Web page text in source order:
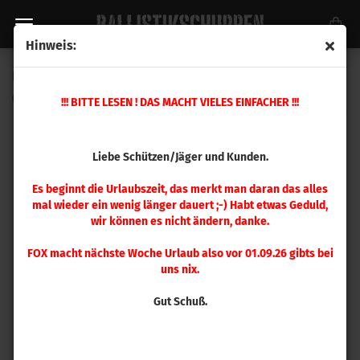
Hinweis:
!!! BITTE LESEN ! DAS MACHT VIELES EINFACHER !!!
Liebe Schützen/Jäger und Kunden.
Es beginnt die Urlaubszeit, das merkt man daran das alles
mal wieder ein wenig länger dauert ;-) Habt etwas Geduld,
wir können es nicht ändern, danke.
FOX macht nächste Woche Urlaub also vor 01.09.26 gibts bei
uns nix.
Gut Schuß.
390958)